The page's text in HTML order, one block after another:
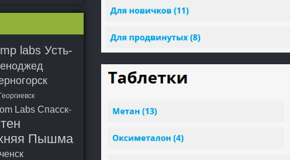
labs Усть-
Labs Спасск-
Пышма